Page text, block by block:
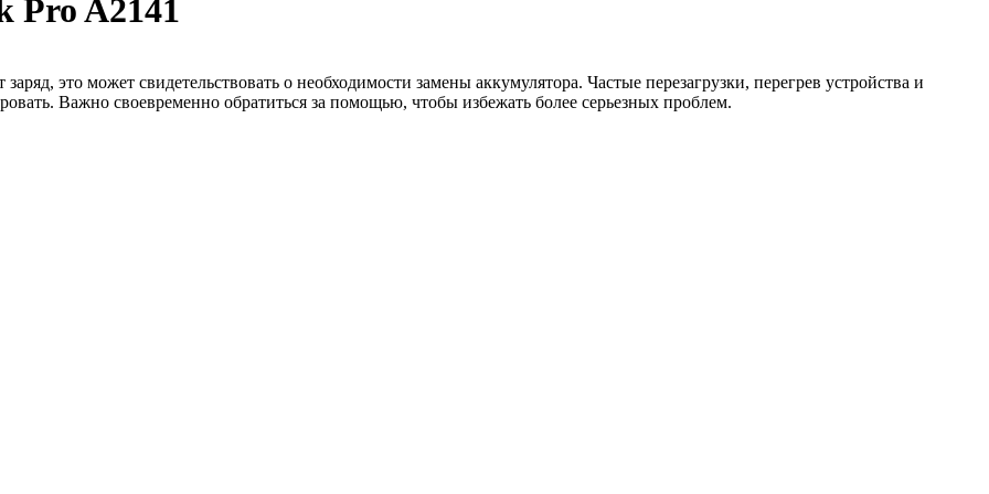
Pro A2141
это может свидетельствовать о необходимости замены аккумулятора. Частые перезагрузки, перегрев устройства и
Важно своевременно обратиться за помощью, чтобы избежать более серьезных проблем.